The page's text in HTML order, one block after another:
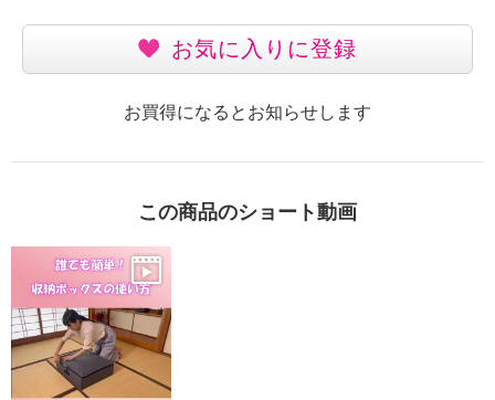
お気に入りに登録
お買得になるとお知らせします
この商品のショート動画